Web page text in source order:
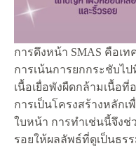
การดึงหน้า SMAS คือเท
การเน้นการยกกระชับไ
เนื้อเยื่อพังผืดกล้ามเนื้อ
การเป็นโครงสร้างหลัก
ใบหน้า การทำเช่นนี้จึง
รอยให้ผลลัพธ์ที่ดูเป็นธร